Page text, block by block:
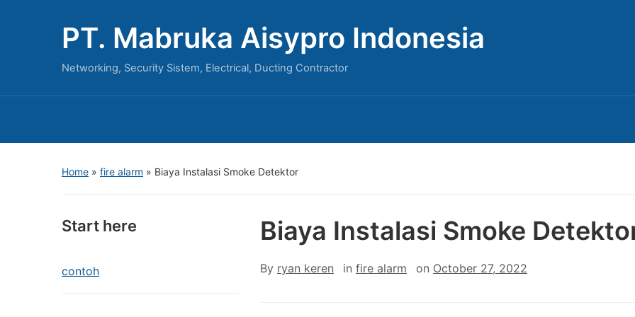
PT. Mabruka Aisypro Indonesia
Networking, Security Sistem, Electrical, Ducting Contractor
Home » fire alarm » Biaya Instalasi Smoke Detektor
Start here
contoh
Biaya Instalasi Smoke
By ryan keren in fire alarm on October 27, 2022